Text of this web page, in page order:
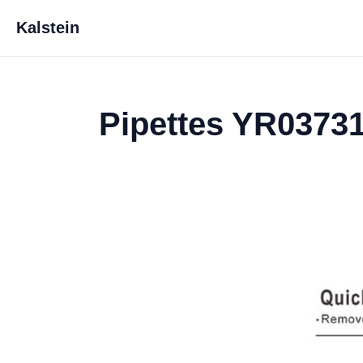
Kalstein
Pipettes